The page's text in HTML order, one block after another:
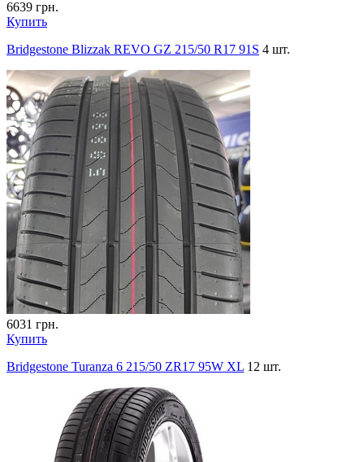
6639 грн.
Купить
Bridgestone Blizzak REVO GZ 215/50 R17 91S 4 шт.
6031 грн.
Купить
Bridgestone Turanza 6 215/50 ZR17 95W XL 12 шт.